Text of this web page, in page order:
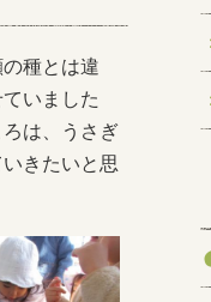
種とは違
いました
は、うさぎ
きたいと思